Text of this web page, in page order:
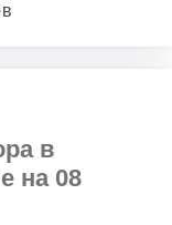
в
на 08